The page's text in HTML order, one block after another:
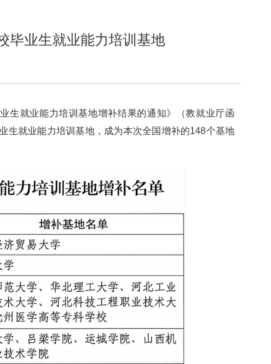
毕业生就业能力培训基地
生就业能力培训基地增补结果的通知》（教就业厅函
生就业能力培训基地，成为本次全国增补的148个基地